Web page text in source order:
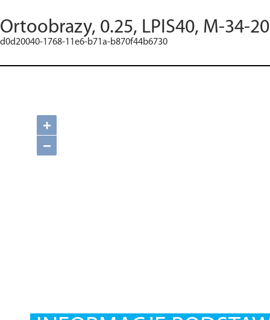
Ortoobrazy, 0.25, LPIS40, M-34-
d0d20040-1768-11e6-b71a-b870f44b6730
+
−